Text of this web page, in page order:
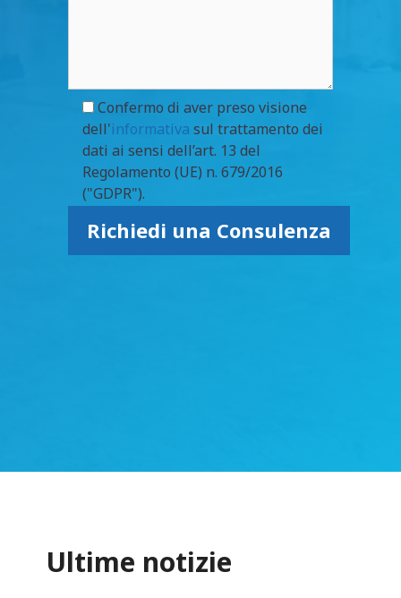
Confermo di aver preso visione
dell'informativa sul trattamento dei
dati ai sensi dell’art. 13 del
Regolamento (UE) n. 679/2016
("GDPR").
Ultime notizie